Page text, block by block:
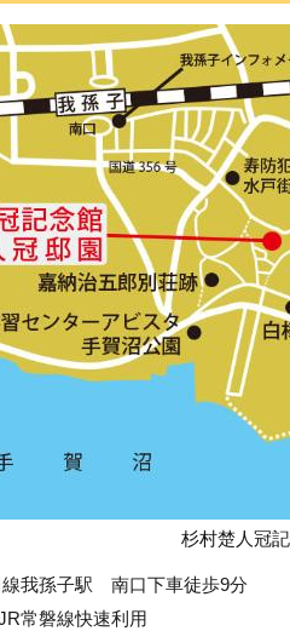
杉村楚人冠
線我孫子駅 南口下車徒歩9分
常磐線快速利用